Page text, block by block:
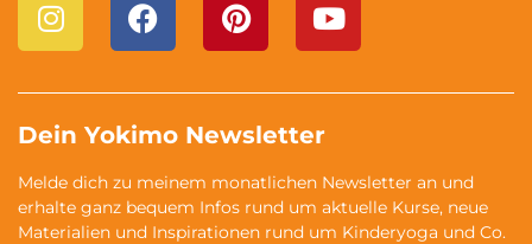
Dein Yokimo Newsletter
Melde dich zu meinem monatlichen Newsletter an und
erhalte ganz bequem Infos rund um aktuelle Kurse, neue
Materialien und Inspirationen rund um Kinderyoga und Co.